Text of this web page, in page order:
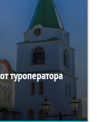
туроператора